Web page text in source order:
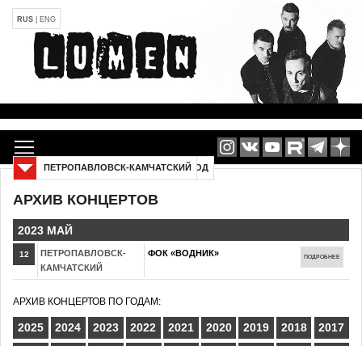
RUS ENG
АРХИВ КОНЦЕРТОВ
2014 ГОД
ПЕТРОПАВЛОВСК-КАМЧАТСКИЙ
2023 МАЙ
12
ПЕТРОПАВЛОВСК-
КАМЧАТСКИЙ
ФОК «ВОДНИК» ПОДРОБНЕЕ
АРХИВ КОНЦЕРТОВ ПО ГОДАМ:
2025 2024 2023 2022 2021 2020 2019 2018
2017